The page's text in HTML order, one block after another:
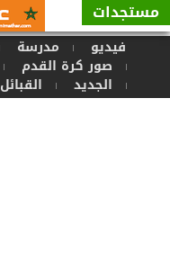
مستجدات
يوما ...
فيديو مدرسة
صور كرة القدم
الجديد القبائل